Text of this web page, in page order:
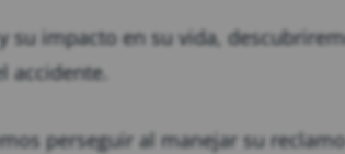
su impacto en su vida,
accidente.
perseguir al manejar su